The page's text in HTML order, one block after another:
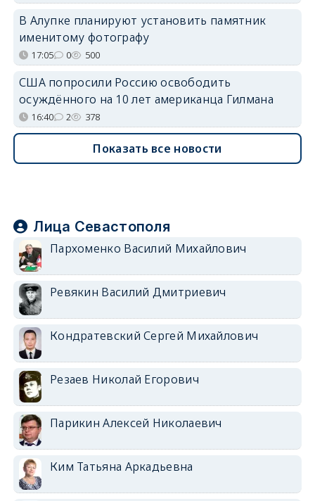
В Алупке планируют установить памятник
именитому фотографу
17:05 0 500
США попросили Россию освободить
осуждённого на 10 лет американца Гилмана
16:40 2 378
Показать все новости
Лица Севастополя
Пархоменко Василий Михайлович
Ревякин Василий Дмитриевич
Кондратевский Сергей Михайлович
Резаев Николай Егорович
Парикин Алексей Николаевич
Ким Татьяна Аркадьевна